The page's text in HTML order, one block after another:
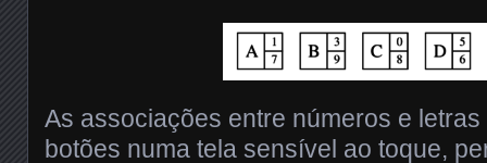
As associações entre números e
botões numa tela sensível ao toque,